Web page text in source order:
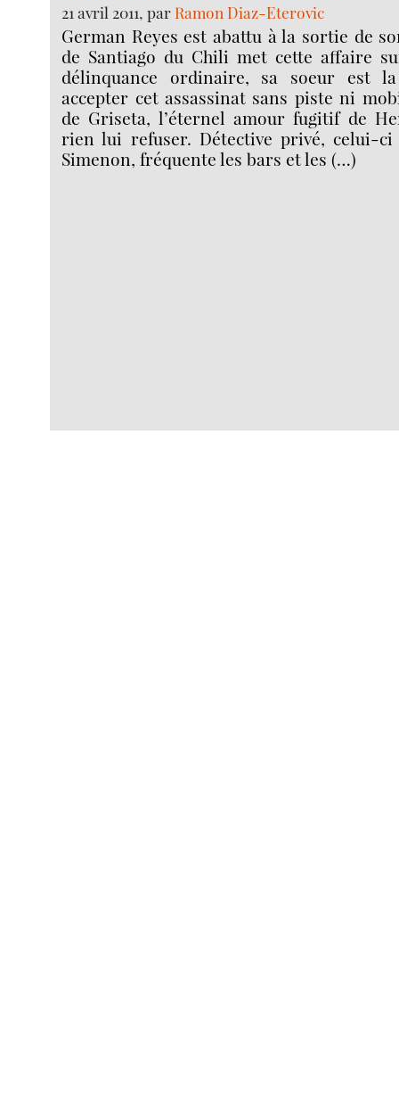
21 avril 2011, par Ramon Diaz-Eterovic
German Reyes est abattu à la sortie de
de Santiago du Chili met cette affaire
délinquance ordinaire, sa soeur est
accepter cet assassinat sans piste ni
de Griseta, l’éternel amour fugitif de
rien lui refuser. Détective privé, celui-
Simenon, fréquente les bars et les (…)